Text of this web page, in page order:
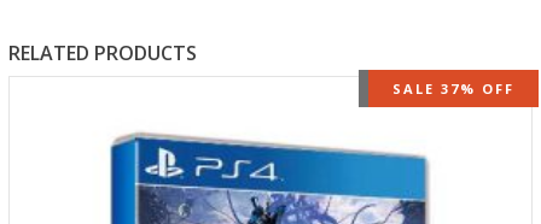
RELATED PRODUCTS
OUT OF STOCK
SALE 37% OFF